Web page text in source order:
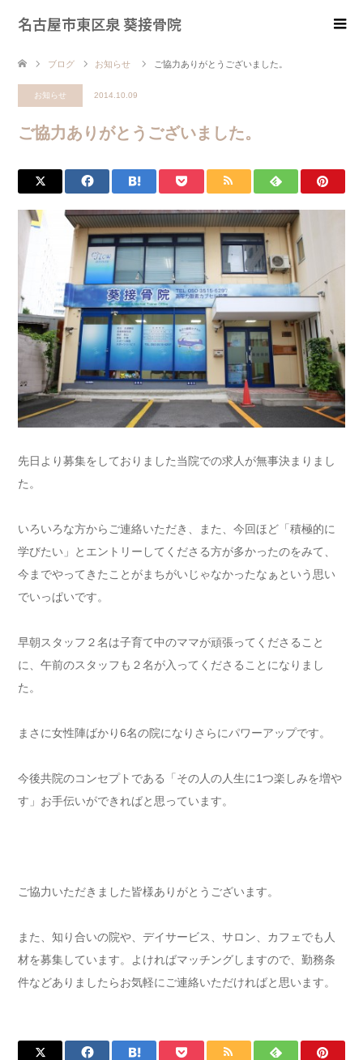
名古屋市東区泉 葵接骨院
ブログ お知らせ ご協力ありがとうございました。
お知らせ 2014.10.09
ご協力ありがとうございました。
先日より募集をしておりました当院での求人が無事決まりまし
た。
いろいろな方からご連絡いただき、また、今回ほど「積極的に
学びたい」とエントリーしてくださる方が多かったのをみて、
今までやってきたことがまちがいじゃなかったなぁという思い
でいっぱいです。
早朝スタッフ２名は子育て中のママが頑張ってくださること
に、午前のスタッフも２名が入ってくださることになりまし
た。
まさに女性陣ばかり6名の院になりさらにパワーアップです。
今後共院のコンセプトである「その人の人生に1つ楽しみを増や
す」お手伝いができればと思っています。
ご協力いただきました皆様ありがとうございます。
また、知り合いの院や、デイサービス、サロン、カフェでも人
材を募集しています。よければマッチングしますので、勤務条
件などありましたらお気軽にご連絡いただければと思います。